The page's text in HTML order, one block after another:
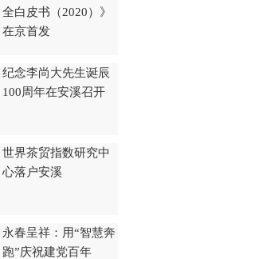
全白皮书（2020）》
在京首发
纪念李尚大先生诞辰
100周年在安溪召开
世界茶贸指数研究中
心落户安溪
永春呈祥：用“智慧奔
跑”庆祝建党百年